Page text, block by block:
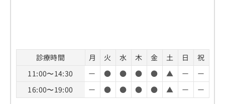
診療時間 月 火 水 木 金 土 日
祝
11:00〜14:30
ー ● ● ● ● ▲ ー
ー
16:00〜19:00
ー ● ● ● ● ▲ ー
ー